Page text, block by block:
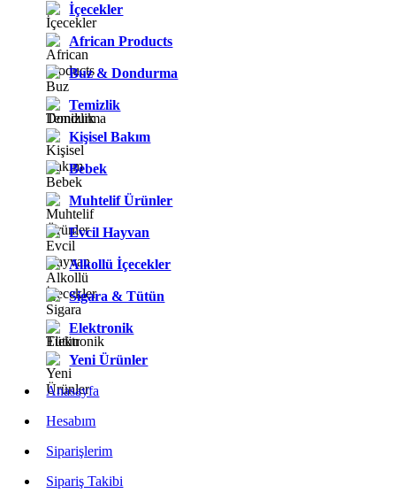
İçecekler
African Products
Buz & Dondurma
Temizlik
Kişisel Bakım
Bebek
Muhtelif Ürünler
Evcil Hayvan
Alkollü İçecekler
Sigara & Tütün
Elektronik
Yeni Ürünler
Anasayfa
Hesabım
Siparişlerim
Sipariş Takibi